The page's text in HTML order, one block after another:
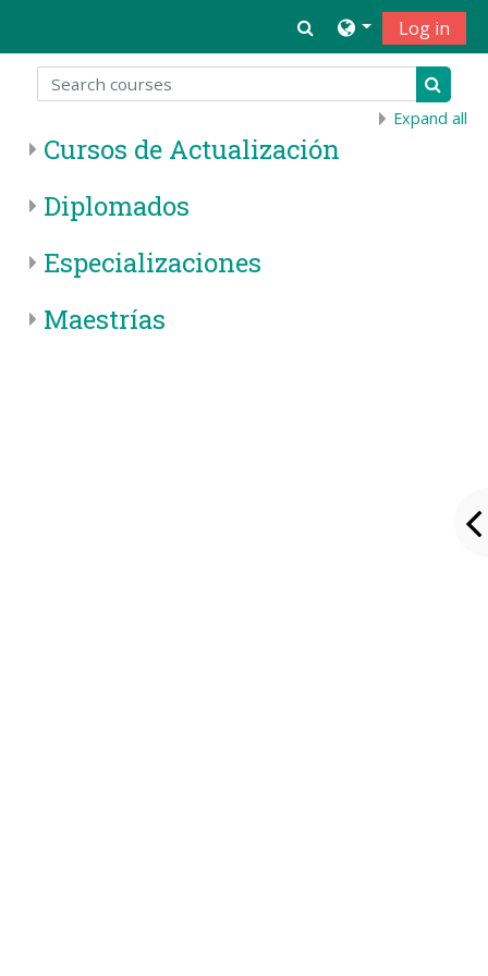
Toggle search
Log in
Search courses
Search
Expand all
Cursos de Actualización
Diplomados
Especializaciones
Maestrías